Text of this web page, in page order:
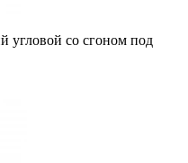
угловой со сгоном под